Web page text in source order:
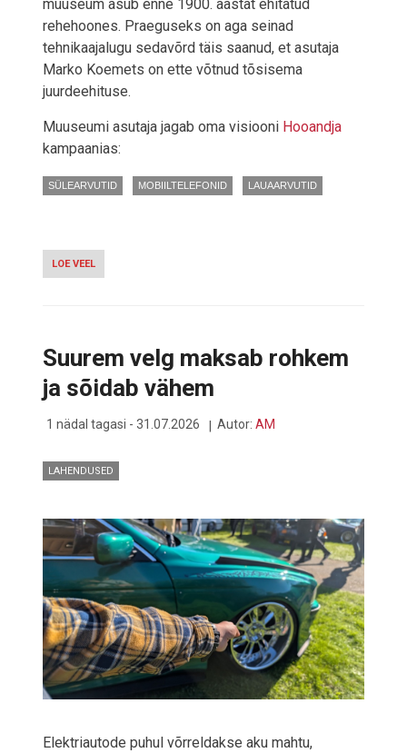
muuseum asub enne 1900. aastat ehitatud
rehehoones. Praeguseks on aga seinad
tehnikaajalugu sedavõrd täis saanud, et asutaja
Marko Koemets on ette võtnud tõsisema
juurdeehituse.
Muuseumi asutaja jagab oma visiooni Hooandja
kampaanias:
SÜLEARVUTID MOBIILTELEFONID LAUAARVUTID
LOE VEEL
LÕUNA-
SIDE
LAPTOPI
VAJAB
KATUST
Suurem velg maksab rohkem
ja sõidab vähem
1 nädal tagasi - 31.07.2026 Autor: AM
LAHENDUSED
Elektriautode puhul võrreldakse aku mahtu,